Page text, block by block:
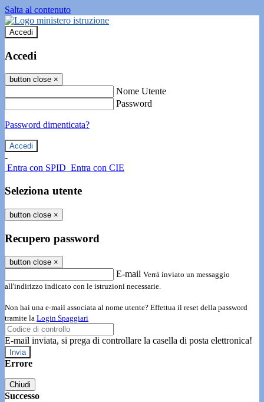
Salta al contenuto
Accedi
Accedi
button close ×
Nome Utente
Password
Password dimenticata?
-
Entra con SPID Entra con CIE
Seleziona utente
button close ×
Recupero password
button close ×
E-mail Verrà inviato un messaggio
all'indirizzo indicato con le istruzioni necessarie.
Non hai una e-mail associata al nome utente? Effettua il reset della password
tramite la Login Spaggiari
E-mail inviata, si prega di controllare la casella di posta elettronica!
Errore
Chiudi
Successo